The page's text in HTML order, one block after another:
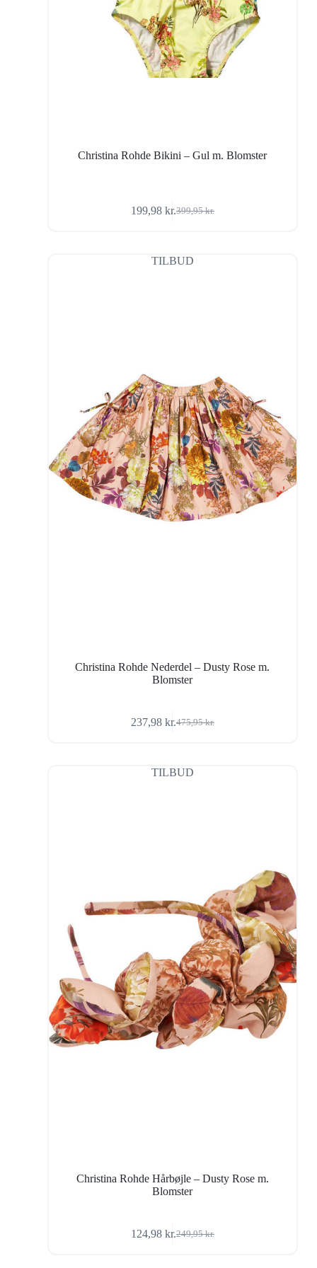
Christina Rohde Bikini – Gul m. Blomster
399,95kr.
Den
var:
399,95 kr..
199,98 kr.Den
er:
199,98 kr..
TILBUD
Christina Rohde Nederdel – Dusty Rose m.
Blomster
475,95kr.
Den
var:
475,95 kr..
237,98 kr.Den
er:
237,98 kr..
TILBUD
Christina Rohde Hårbøjle – Dusty Rose m.
Blomster
249,95kr.
Den
124,98 kr.Den